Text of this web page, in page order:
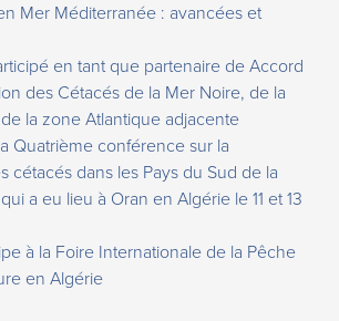
Mer Méditerranée : avancées et
en tant que partenaire de Accord
des Cétacés de la Mer Noire, de la
la zone Atlantique adjacente
Quatrième conférence sur la
cétacés dans les Pays du Sud de la
a eu lieu à Oran en Algérie le 11 et 13
à la Foire Internationale de la Pêche
en Algérie